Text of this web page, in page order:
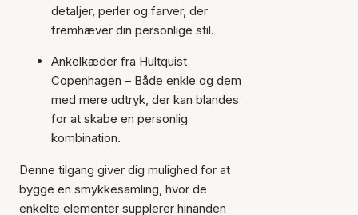
detaljer, perler og farver, der
fremhæver din personlige stil.
Ankelkæder fra Hultquist
Copenhagen – Både enkle og dem
med mere udtryk, der kan blandes
for at skabe en personlig
kombination.
Denne tilgang giver dig mulighed for at
bygge en smykkesamling, hvor de
enkelte elementer supplerer hinanden